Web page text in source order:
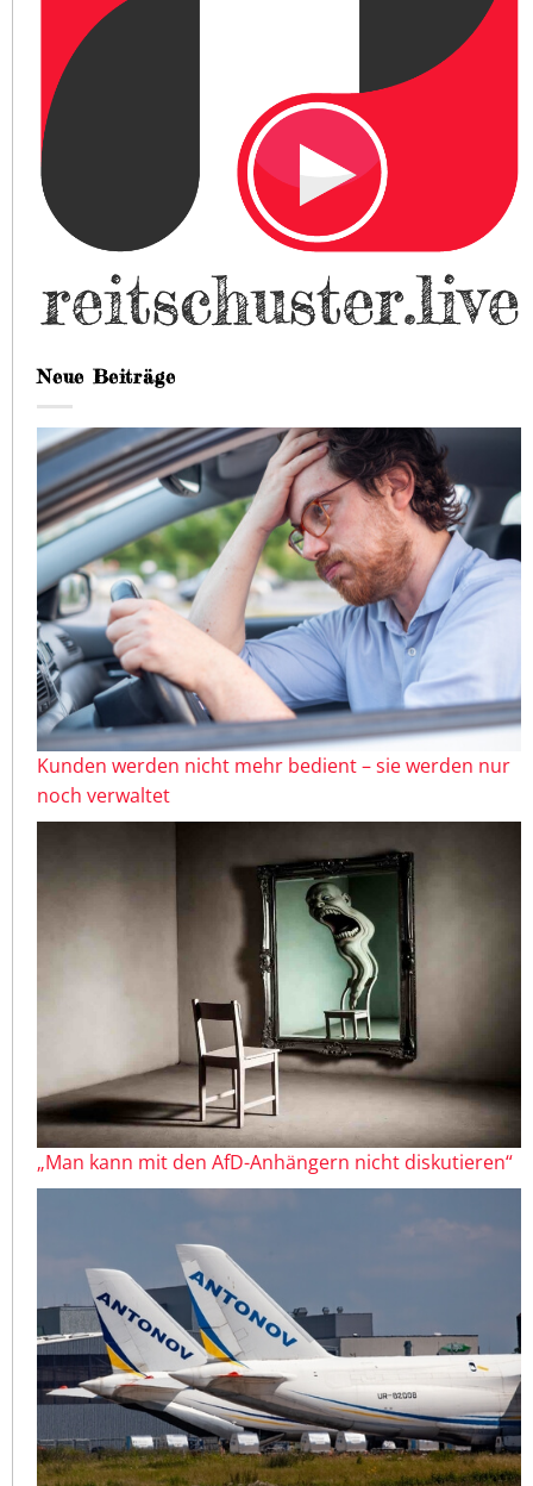
Neue Beiträge
Kunden werden nicht mehr bedient – sie werden nur
noch verwaltet
„Man kann mit den AfD-Anhängern nicht diskutieren“